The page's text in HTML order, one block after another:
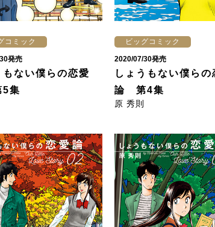
コミック
発売
もない僕らの恋愛
集
ビッグコミック
2020/07/30発売
しょうもない僕らの
論 第4集
原 秀則